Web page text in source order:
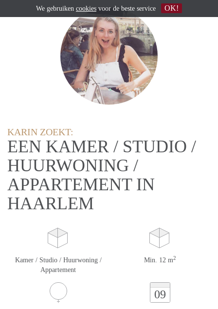
KARIN ZOEKT:
EEN KAMER / STUDIO /
HUURWONING /
APPARTEMENT IN
HAARLEM
Kamer / Studio / Huurwoning /
Appartement
Min. 12 m2
09
We gebruiken cookies voor de beste service OK!